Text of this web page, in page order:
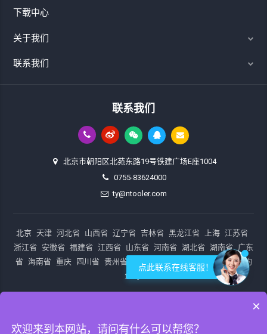
下载中心
关于我们
联系我们
联系我们
北京市朝阳区北苑东路19号铁建广场E座1004
0755-83624000
ty@ntooler.com
北京 天津 河北省 山西省 辽宁省 吉林省 黑龙江省 上海 江苏省
浙江省
安徽省 福建省 江西省 山东省 河南省 湖北省 湖南省 广东
省
海南省 重庆 四川省 贵州省 云南省 陕西省 甘肃省 青海省 钓
鱼岛
www.ntooler.com All Rights Reserved.京ICP备20031046号
点此联系在线客服！
×
欢迎来到本网站，请问有什么可以帮您？